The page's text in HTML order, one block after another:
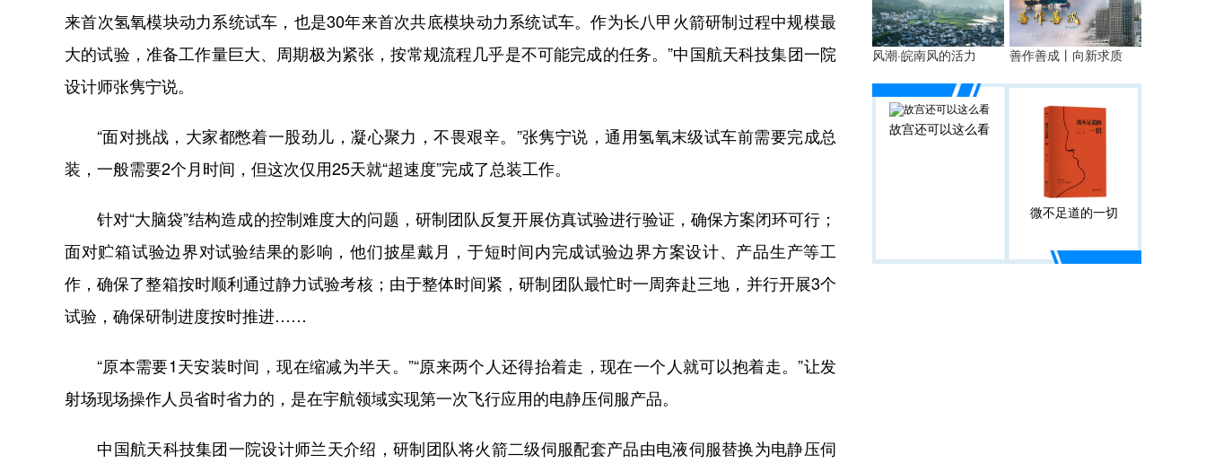
来首次氢氧模块动力系统试车，也是30年来首次共底模块动力系统试车。作为长八甲火箭研制过程中规模最
大的试验，准备工作量巨大、周期极为紧张，按常规流程几乎是不可能完成的任务。”中国航天科技集团一院
设计师张隽宁说。
“面对挑战，大家都憋着一股劲儿，凝心聚力，不畏艰辛。”张隽宁说，通用氢氧末级试车前需要完成总
装，一般需要2个月时间，但这次仅用25天就“超速度”完成了总装工作。
针对“大脑袋”结构造成的控制难度大的问题，研制团队反复开展仿真试验进行验证，确保方案闭环可行；
面对贮箱试验边界对试验结果的影响，他们披星戴月，于短时间内完成试验边界方案设计、产品生产等工
作，确保了整箱按时顺利通过静力试验考核；由于整体时间紧，研制团队最忙时一周奔赴三地，并行开展3个
试验，确保研制进度按时推进……
“原本需要1天安装时间，现在缩减为半天。”“原来两个人还得抬着走，现在一个人就可以抱着走。”让发
射场现场操作人员省时省力的，是在宇航领域实现第一次飞行应用的电静压伺服产品。
中国航天科技集团一院设计师兰天介绍，研制团队将火箭二级伺服配套产品由电液伺服替换为电静压伺
风潮·皖南风的活力 善作善成丨向新求质
故宫还可以这么看
微不足道的一切